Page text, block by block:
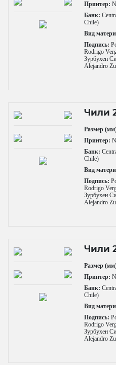
Принтер:
Банк:
Chile)
Вид
Подпись:
Rodrigo
Зурбухен
Alejandro
Чили
Размер
Принтер:
Банк:
Chile)
Вид
Подпись:
Rodrigo
Зурбухен
Alejandro
Чили
Размер
Принтер:
Банк:
Chile)
Вид
Подпись:
Rodrigo
Зурбухен
Alejandro